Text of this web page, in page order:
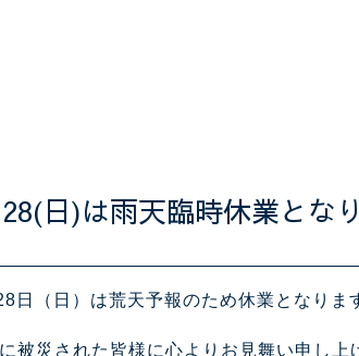
日)は雨天臨時休業とな
日（日）は荒天予報のため休業となりま
被災された皆様に心よりお見舞い申し上